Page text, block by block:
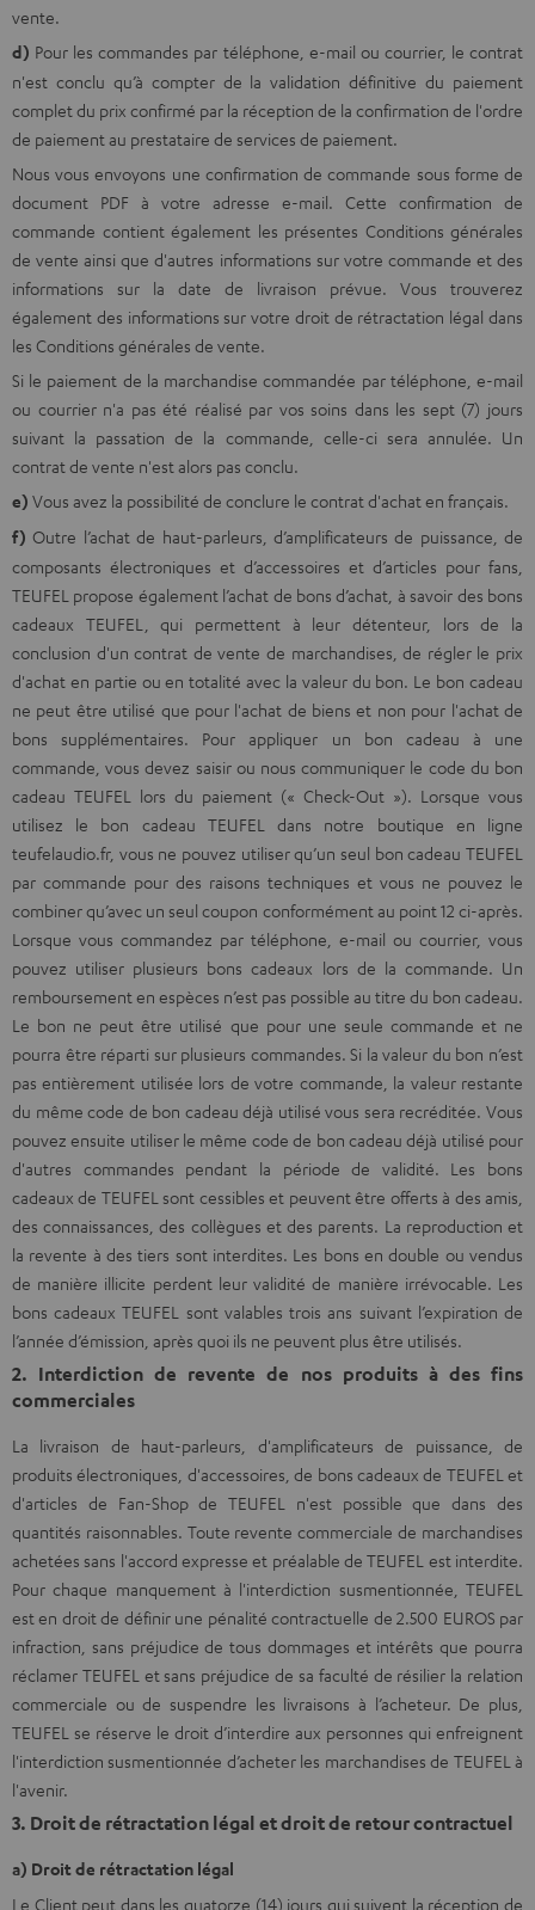
vente.
d) Pour les commandes par téléphone, e-mail ou courrier, le contrat
n'est conclu qu’à compter de la validation définitive du paiement
complet du prix confirmé par la réception de la confirmation de l'ordre
de paiement au prestataire de services de paiement.
Nous vous envoyons une confirmation de commande sous forme de
document PDF à votre adresse e-mail. Cette confirmation de
commande contient également les présentes Conditions générales
de vente ainsi que d'autres informations sur votre commande et des
informations sur la date de livraison prévue. Vous trouverez
également des informations sur votre droit de rétractation légal dans
les Conditions générales de vente.
Si le paiement de la marchandise commandée par téléphone, e-mail
ou courrier n'a pas été réalisé par vos soins dans les sept (7) jours
suivant la passation de la commande, celle-ci sera annulée. Un
contrat de vente n'est alors pas conclu.
e) Vous avez la possibilité de conclure le contrat d'achat en français.
f) Outre l’achat de haut-parleurs, d’amplificateurs de puissance, de
composants électroniques et d’accessoires et d’articles pour fans,
TEUFEL propose également l’achat de bons d’achat, à savoir des bons
cadeaux TEUFEL, qui permettent à leur détenteur, lors de la
conclusion d'un contrat de vente de marchandises, de régler le prix
d'achat en partie ou en totalité avec la valeur du bon. Le bon cadeau
ne peut être utilisé que pour l'achat de biens et non pour l'achat de
bons supplémentaires. Pour appliquer un bon cadeau à une
commande, vous devez saisir ou nous communiquer le code du bon
cadeau TEUFEL lors du paiement (« Check-Out »). Lorsque vous
utilisez le bon cadeau TEUFEL dans notre boutique en ligne
teufelaudio.fr, vous ne pouvez utiliser qu’un seul bon cadeau TEUFEL
par commande pour des raisons techniques et vous ne pouvez le
combiner qu’avec un seul coupon conformément au point 12 ci-après.
Lorsque vous commandez par téléphone, e-mail ou courrier, vous
pouvez utiliser plusieurs bons cadeaux lors de la commande. Un
remboursement en espèces n’est pas possible au titre du bon cadeau.
Le bon ne peut être utilisé que pour une seule commande et ne
pourra être réparti sur plusieurs commandes. Si la valeur du bon n’est
pas entièrement utilisée lors de votre commande, la valeur restante
du même code de bon cadeau déjà utilisé vous sera recréditée. Vous
pouvez ensuite utiliser le même code de bon cadeau déjà utilisé pour
d'autres commandes pendant la période de validité. Les bons
cadeaux de TEUFEL sont cessibles et peuvent être offerts à des amis,
des connaissances, des collègues et des parents. La reproduction et
la revente à des tiers sont interdites. Les bons en double ou vendus
de manière illicite perdent leur validité de manière irrévocable. Les
bons cadeaux TEUFEL sont valables trois ans suivant l’expiration de
l’année d’émission, après quoi ils ne peuvent plus être utilisés.
2. Interdiction de revente de nos produits à des fins
commerciales
La livraison de haut-parleurs, d'amplificateurs de puissance, de
produits électroniques, d'accessoires, de bons cadeaux de TEUFEL et
d'articles de Fan-Shop de TEUFEL n'est possible que dans des
quantités raisonnables. Toute revente commerciale de marchandises
achetées sans l'accord expresse et préalable de TEUFEL est interdite.
Pour chaque manquement à l'interdiction susmentionnée, TEUFEL
est en droit de définir une pénalité contractuelle de 2.500 EUROS par
infraction, sans préjudice de tous dommages et intérêts que pourra
réclamer TEUFEL et sans préjudice de sa faculté de résilier la relation
commerciale ou de suspendre les livraisons à l’acheteur. De plus,
TEUFEL se réserve le droit d’interdire aux personnes qui enfreignent
l'interdiction susmentionnée d’acheter les marchandises de TEUFEL à
l'avenir.
3. Droit de rétractation légal et droit de retour contractuel
a) Droit de rétractation légal
Le Client peut dans les quatorze (14) jours qui suivent la réception de